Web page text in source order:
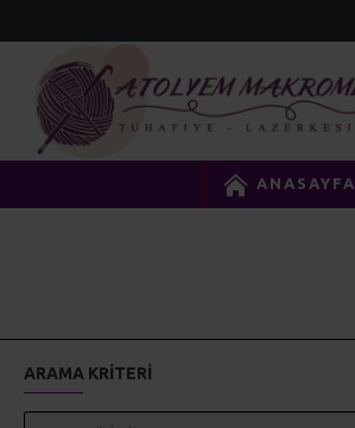
ANASAYFA
ARAMA KRITERI